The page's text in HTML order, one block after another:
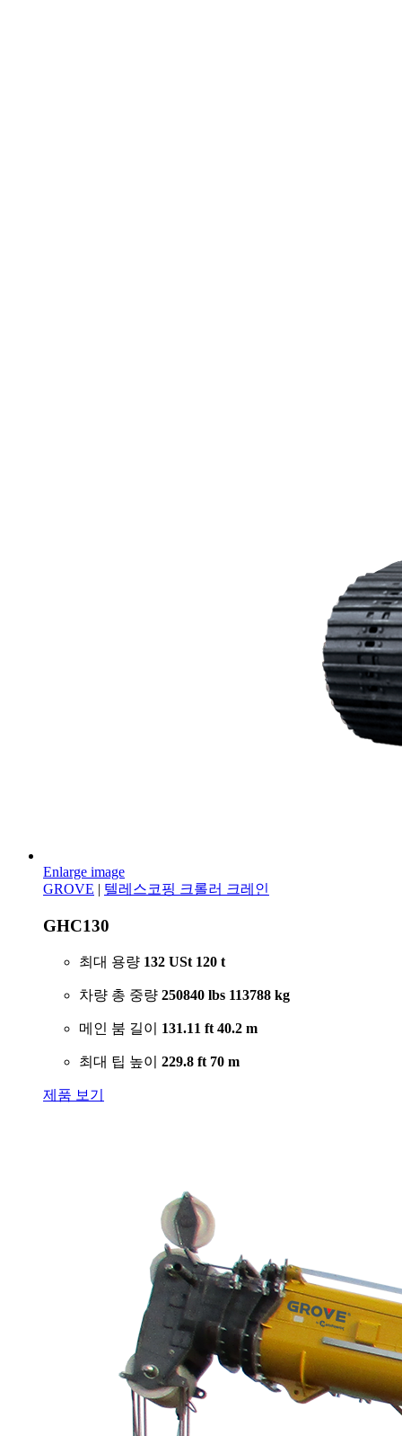
Enlarge image
GROVE | 텔레스코핑 크롤러 크레인
GHC130
최대 용량 132 USt 120 t
차량 총 중량 250840 lbs 113788 kg
메인 붐 길이 131.11 ft 40.2 m
최대 팁 높이 229.8 ft 70 m
제품 보기